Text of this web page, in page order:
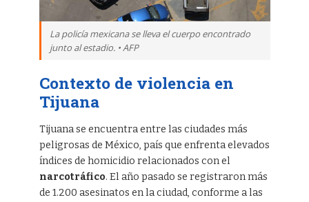
La policía mexicana se lleva el cuerpo encontrado
junto al estadio. • AFP
Contexto de violencia en
Tijuana
Tijuana se encuentra entre las ciudades más
peligrosas de México, país que enfrenta elevados
índices de homicidio relacionados con el
narcotráfico. El año pasado se registraron más
de 1.200 asesinatos en la ciudad, conforme a las